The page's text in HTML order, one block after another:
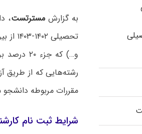
به گزارشمسترتست،
و…) که
رشته‌هایی که از طریق
مقررات مربوطه
شرایط ثبت نام